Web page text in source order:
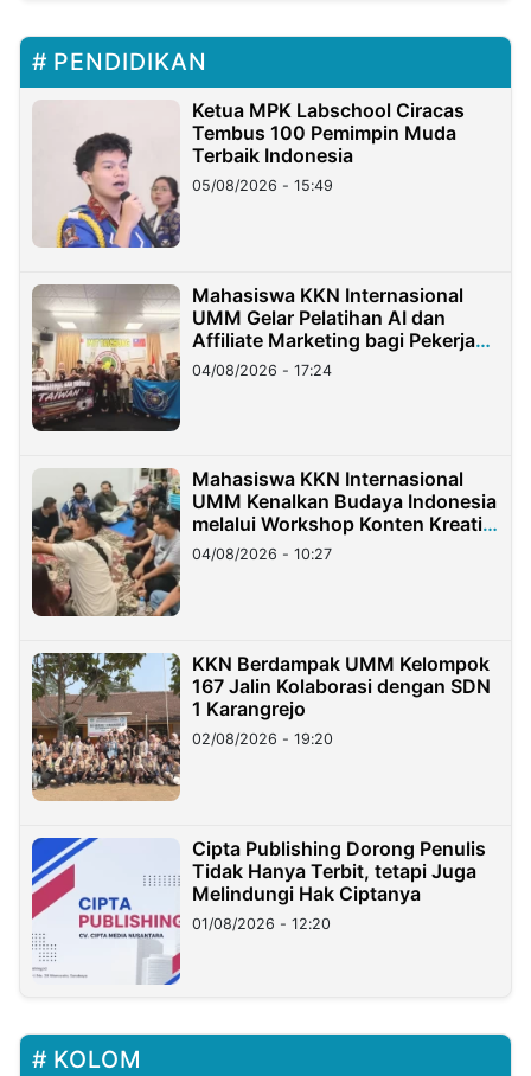
PENDIDIKAN
Ketua MPK Labschool Ciracas
Tembus 100 Pemimpin Muda
Terbaik Indonesia
05/08/2026 - 15:49
Mahasiswa KKN Internasional
UMM Gelar Pelatihan AI dan
Affiliate Marketing bagi Pekerja
Migran Indonesia di Taiwan
04/08/2026 - 17:24
Mahasiswa KKN Internasional
UMM Kenalkan Budaya Indonesia
melalui Workshop Konten Kreatif
di Taiwan
04/08/2026 - 10:27
KKN Berdampak UMM Kelompok
167 Jalin Kolaborasi dengan SDN
1 Karangrejo
02/08/2026 - 19:20
Cipta Publishing Dorong Penulis
Tidak Hanya Terbit, tetapi Juga
Melindungi Hak Ciptanya
01/08/2026 - 12:20
KOLOM